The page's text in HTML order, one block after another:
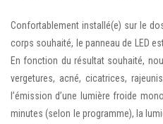
Confortablement installé(e) sur le
corps souhaité, le panneau de LED
En fonction du résultat souhaité,
vergetures, acné, cicatrices,
l’émission d’une lumière froide
minutes (selon le programme), la